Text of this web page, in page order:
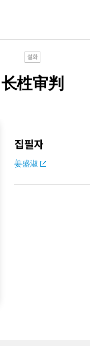
설화
长栍审判
집필자
姜盛淑